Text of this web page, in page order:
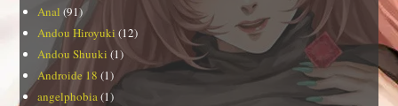
Anal (91)
Andou Hiroyuki (12)
Andou Shuuki (1)
Androide 18 (1)
angelphobia(1)